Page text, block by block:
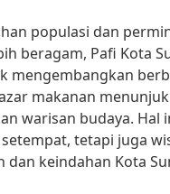
populasi dan
beragam, Pafi Kota
mengembangkan
makanan
warisan budaya. Hal
tetapi juga
keindahan Kota